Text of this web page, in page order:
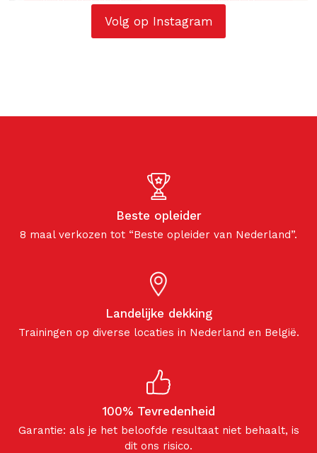
Volg op Instagram
Beste opleider
8 maal verkozen tot “Beste opleider van Nederland”.
Landelijke dekking
Trainingen op diverse locaties in Nederland en België.
100% Tevredenheid
Garantie: als je het beloofde resultaat niet behaalt, is
dit ons risico.